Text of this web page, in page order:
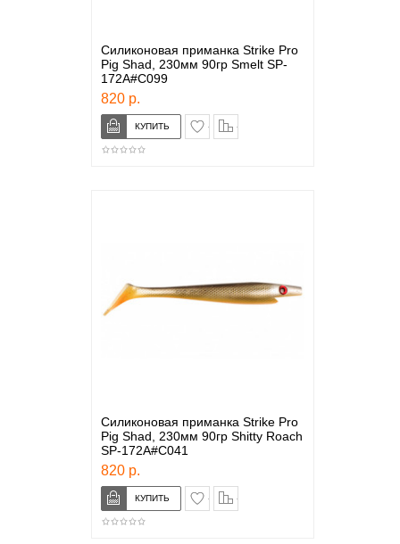
Силиконовая приманка Strike Pro
Pig Shad, 230мм 90гр Smelt SP-
172A#C099
820 р.
в закладки
Силиконовая приманка Strike Pro
Pig Shad, 230мм 90гр Shitty Roach
SP-172A#C041
820 р.
в закладки